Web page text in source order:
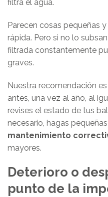
filtra el agua.
Parecen cosas pequeñas
rápida. Pero si no lo
filtrada constantemente
graves.
Nuestra recomendación
antes, una vez al año, al
revises el estado de tus
necesario, hagas
mantenimiento
mayores.
Deterioro o
punto de la